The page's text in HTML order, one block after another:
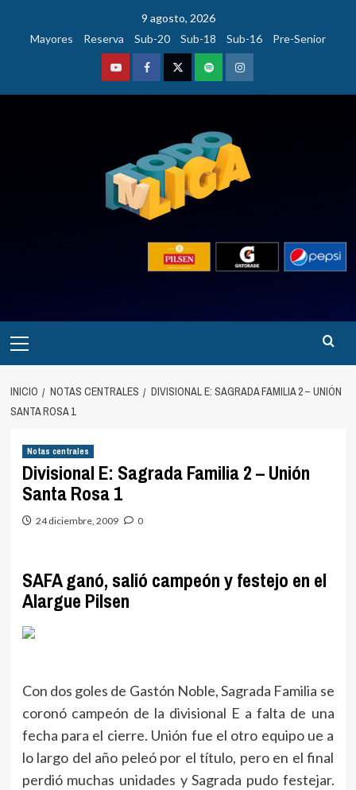
contenido
9 agosto, 2026
Mayores
Reserva Sub-20 Sub-18 Sub-16 Pre-Senior
YoutubeFacebookTwitterPodcastInstagram
principal
INICIO NOTAS CENTRALES
DIVISIONAL E: SAGRADA FAMILIA 2 – UNIÓN
SANTA ROSA 1
Notas centrales
Divisional E: Sagrada Familia 2 – Unión
Santa Rosa 1
24 diciembre, 2009 0
SAFA ganó, salió campeón y festejo en el
Alargue Pilsen
Con dos goles de Gastón Noble, Sagrada Familia se
coronó campeón de la divisional E a falta de una
fecha para el cierre. Unión fue el otro equipo ue a
lo largo del año peleó por el título, pero en el final
perdió muchas unidades y Sagrada pudo festejar.